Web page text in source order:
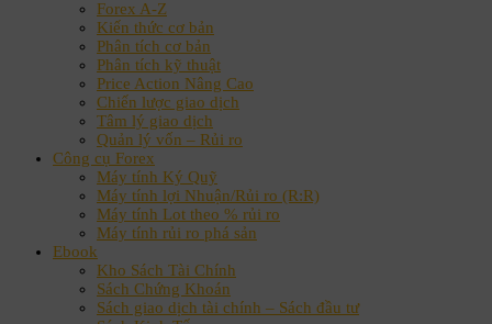
Forex A-Z
Kiến thức cơ bản
Phân tích cơ bản
Phân tích kỹ thuật
Price Action Nâng Cao
Chiến lược giao dịch
Tâm lý giao dịch
Quản lý vốn – Rủi ro
Công cụ Forex
Máy tính Ký Quỹ
Máy tính lợi Nhuận/Rủi ro (R:R)
Máy tính Lot theo % rủi ro
Máy tính rủi ro phá sản
Ebook
Kho Sách Tài Chính
Sách Chứng Khoán
Sách giao dịch tài chính – Sách đầu tư